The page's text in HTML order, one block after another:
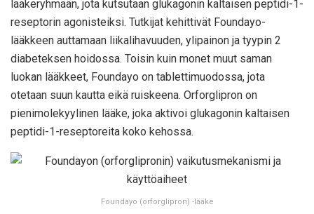
lääkeryhmään, jota kutsutaan glukagonin kaltaisen peptidi-1-
reseptorin agonisteiksi. Tutkijat kehittivät Foundayo-
lääkkeen auttamaan liikalihavuuden, ylipainon ja tyypin 2
diabeteksen hoidossa. Toisin kuin monet muut saman
luokan lääkkeet, Foundayo on tablettimuodossa, jota
otetaan suun kautta eikä ruiskeena. Orforglipron on
pienimolekyylinen lääke, joka aktivoi glukagonin kaltaisen
peptidi-1-reseptoreita koko kehossa.
Foundayo (orforglipron) -lääke